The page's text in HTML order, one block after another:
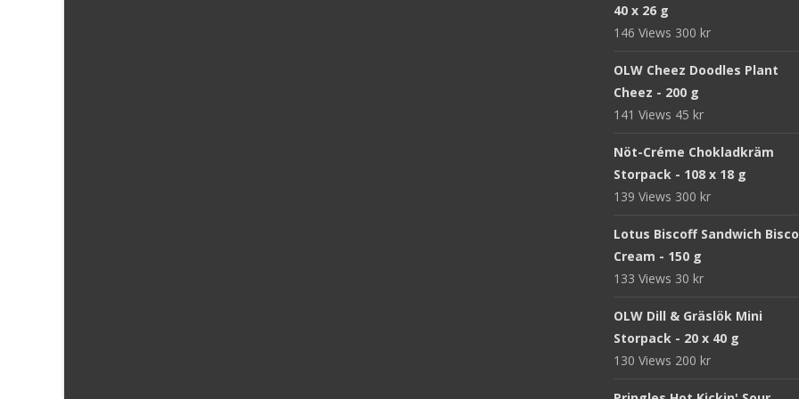
40 x 26 g
146 Views 300 kr
OLW Cheez Doodles Plant
Cheez - 200 g
141 Views 45 kr
Nöt-Créme Chokladkräm
Storpack - 108 x 18 g
139 Views 300 kr
Lotus Biscoff Sandwich
Cream - 150 g
133 Views 30 kr
OLW Dill & Gräslök Mini
Storpack - 20 x 40 g
130 Views 200 kr